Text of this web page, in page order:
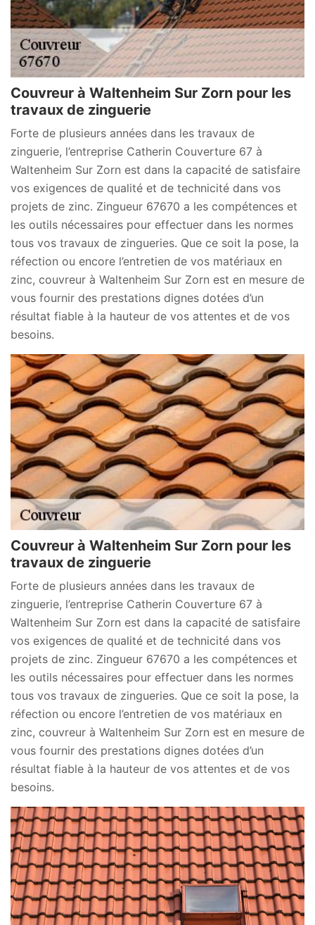
Couvreur à Waltenheim Sur Zorn pour les
travaux de zinguerie
Forte de plusieurs années dans les travaux de
zinguerie, l’entreprise Catherin Couverture 67 à
Waltenheim Sur Zorn est dans la capacité de satisfaire
vos exigences de qualité et de technicité dans vos
projets de zinc. Zingueur 67670 a les compétences et
les outils nécessaires pour effectuer dans les normes
tous vos travaux de zingueries. Que ce soit la pose, la
réfection ou encore l’entretien de vos matériaux en
zinc, couvreur à Waltenheim Sur Zorn est en mesure de
vous fournir des prestations dignes dotées d’un
résultat fiable à la hauteur de vos attentes et de vos
besoins.
Couvreur à Waltenheim Sur Zorn pour les
travaux de zinguerie
Forte de plusieurs années dans les travaux de
zinguerie, l’entreprise Catherin Couverture 67 à
Waltenheim Sur Zorn est dans la capacité de satisfaire
vos exigences de qualité et de technicité dans vos
projets de zinc. Zingueur 67670 a les compétences et
les outils nécessaires pour effectuer dans les normes
tous vos travaux de zingueries. Que ce soit la pose, la
réfection ou encore l’entretien de vos matériaux en
zinc, couvreur à Waltenheim Sur Zorn est en mesure de
vous fournir des prestations dignes dotées d’un
résultat fiable à la hauteur de vos attentes et de vos
besoins.